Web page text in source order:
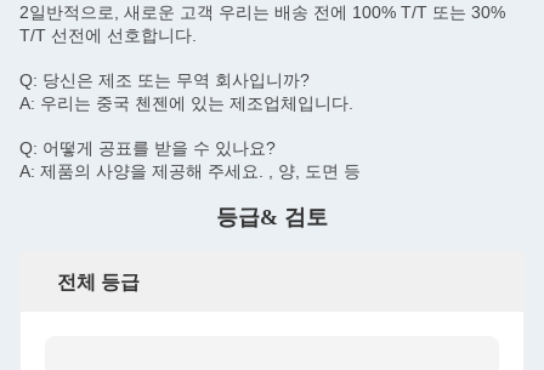
2일반적으로, 새로운 고객 우리는 배송 전에 100% T/T 또는 30%
T/T 선전에 선호합니다.
Q: 당신은 제조 또는 무역 회사입니까?
A: 우리는 중국 첸젠에 있는 제조업체입니다.
Q: 어떻게 공표를 받을 수 있나요?
A: 제품의 사양을 제공해 주세요. , 양, 도면 등
등급& 검토
전체 등급